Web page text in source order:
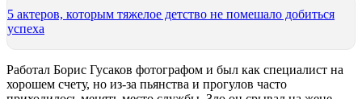
5 актеров, которым тяжелое детство не помешало добиться
успеха
Работал Борис Гусаков фотографом и был как специалист на
хорошем счету, но из-за пьянства и прогулов часто